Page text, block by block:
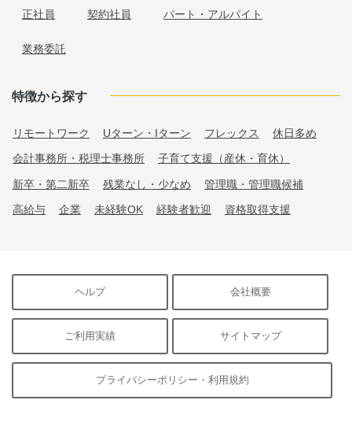
正社員 契約社員 パート・アルバイト
業務委託
特徴から探す
リモートワーク Uターン・Iターン フレックス 休日多め
会計事務所・税理士事務所 子育て支援（産休・育休）
新卒・第二新卒 残業なし・少なめ 管理職・管理職候補
高給与 企業 未経験OK 経験者歓迎 資格取得支援
ヘルプ 会社概要
ご利用実績 サイトマップ
プライバシーポリシー・利用規約